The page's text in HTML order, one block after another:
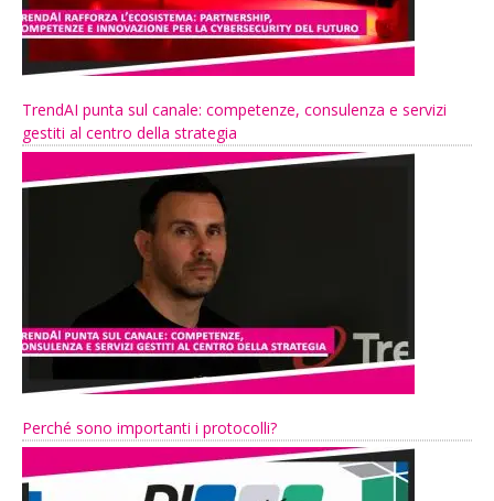
TrendAI punta sul canale: competenze, consulenza e servizi
gestiti al centro della strategia
Perché sono importanti i protocolli?